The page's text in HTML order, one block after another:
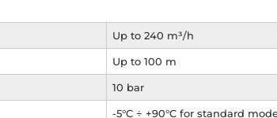
Up to 240 m³/h
Up to 100 m
10 bar
-5°C ÷ +90°C for standard